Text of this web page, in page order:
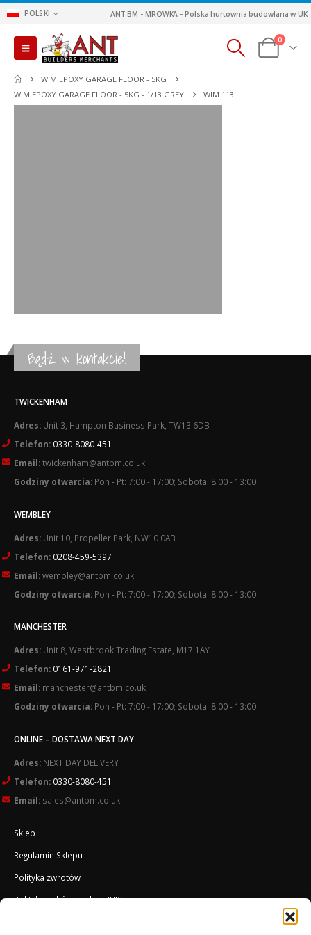
POLSKI ANT BM - MROWKA - Polska hurtownia budowlana w UK
0
WIM EPOXY GARAGE FLOOR - 5KG
WIM EPOXY GARAGE FLOOR - 5KG - 1/13 GREY
WIM 113
Bądź w kontakcie!
TWICKENHAM
Adres: Unit 3, Hampton Business Park, TW13 6DB
Telefon: 0330-8080-451
Email:twickenham@antbm.co.uk
Godziny otwarcia: Pon - Pt: 7:00 - 17:00; Sobota: 8:00 - 13:00
WEMBLEY
Adres: Unit 10, Propeller Park, NW10 0AB
Telefon: 0208-459-5397
Email:wembley@antbm.co.uk
Godziny otwarcia: Pon - Pt: 7:00 - 17:00; Sobota: 8:00 - 13:00
MANCHESTER
Adres: Unit 8, Westbrook Trading Estate, M17 1AY
Telefon: 0161-971-2821
Email: manchester@antbm.co.uk
Godziny otwarcia: Pon - Pt: 7:00 - 17:00; Sobota: 8:00 - 13:00
ONLINE – DOSTAWA NEXT DAY
Adres: NEXT DAY DELIVERY
Telefon: 0330-8080-451
Email: sales@antbm.co.uk
Sklep
Regulamin Sklepu
Polityka zwrotów
Polityka plików cookies (UK)